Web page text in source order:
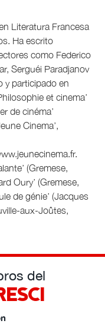
Literatura Francesa
Ha escrito
como Federico
Serguéi Paradjanov
y participado en
et cinema’
de cinéma’
Cinema’,
(Gremese,
Oury’ (Gremese,
de génie’ (Jacques
aux-Joûtes,
del